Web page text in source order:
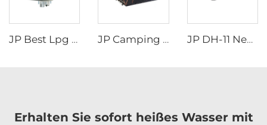
JP Best Lpg Luftheizung 4KW 24V Parkheizung für Campingbus Boot und Auto JP Camping Dreieck Auto Dachzelt Hartes Muschelgehäuse Schwarz Grau Aluminium 4 Personen Hartes Dachzelt JP DH-11 Neuer Stil Dachzelt Aluminium Hartes Gehäuse Dreieck Muschelauto Dachzelt
Erhalten Sie sofort heißes Wasser mit